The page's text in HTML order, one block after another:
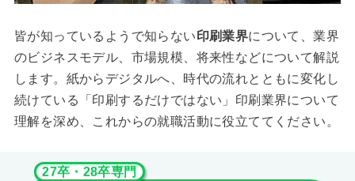
皆が知っているようで知らない 印刷業界について、業界
のビジネスモデル、市場規模、将来性などについて解説
します。紙からデジタルへ、時代の流れとともに変化し
続けている「印刷するだけではない」印刷業界について
理解を深め、これからの就職活動に役立ててください。
27卒・28卒専門